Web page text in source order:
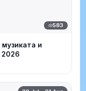
583
и
2026